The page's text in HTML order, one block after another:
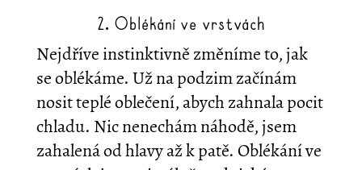
2. Oblékání ve vrstvách
Nejdříve instinktivně změníme to, jak
se oblékáme. Už na podzim začínám
nosit teplé oblečení, abych zahnala pocit
chladu. Nic nenechám náhodě, jsem
zahalená od hlavy až k patě. Oblékání ve